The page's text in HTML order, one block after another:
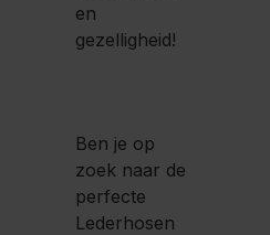
en
gezelligheid!
Ben je op
zoek naar de
perfecte
Lederhosen